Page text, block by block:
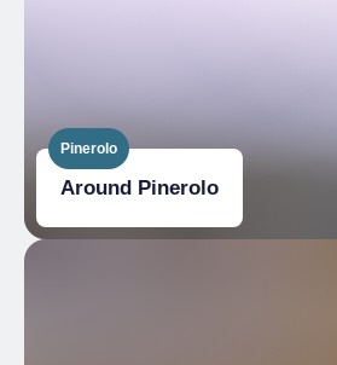
Pinerolo
Around Pinerolo